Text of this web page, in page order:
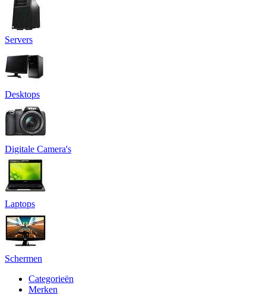
Servers
Desktops
Digitale Camera's
Laptops
Schermen
Categorieën
Merken